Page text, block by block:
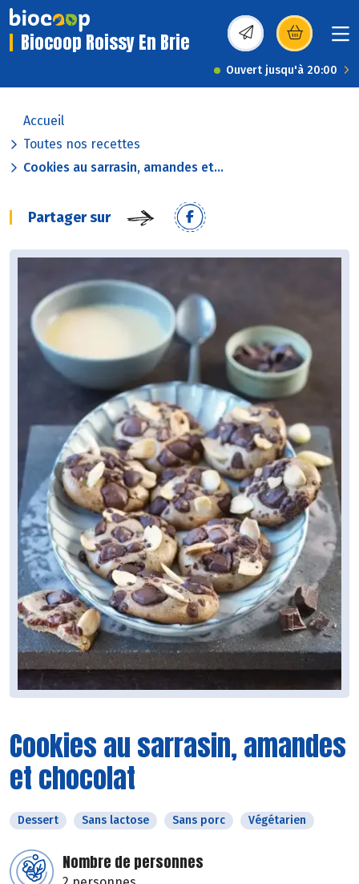
Biocoop Roissy En Brie (s’ouvre dans une
Ouvert jusqu'à 20:00
Accueil
Toutes nos recettes
Cookies au sarrasin, amandes et...
Partager sur
Cookies au sarrasin, amandes
et chocolat
Dessert Sans lactose Sans porc Végétarien
Nombre de personnes